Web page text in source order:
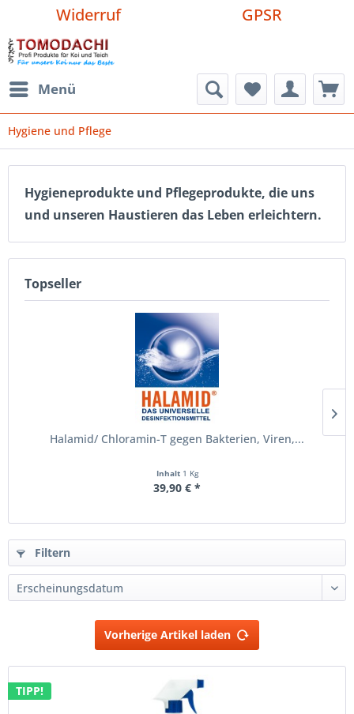
Widerruf GPSR
Menü
Hygiene und Pflege
Hygieneprodukte und Pflegeprodukte, die uns
und unseren Haustieren das Leben erleichtern.
Topseller
Halamid/ Chloramin-T gegen Bakterien, Viren,...
Inhalt 1 Kg
39,90 € *
Filtern
Vorherige Artikel laden
TIPP!